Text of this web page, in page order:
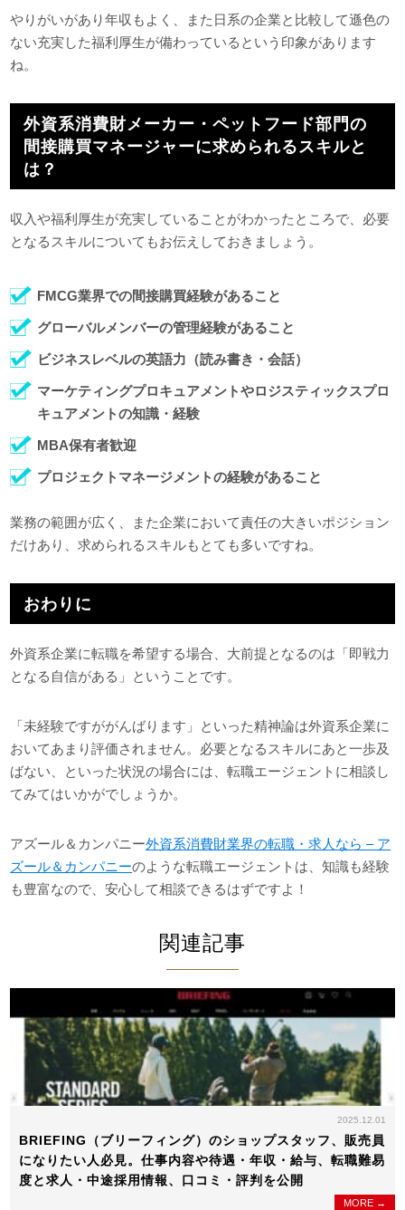
やりがいがあり年収もよく、また日系の企業と比較して遜色の
ない充実した福利厚生が備わっているという印象があります
ね。
外資系消費財メーカー・ペットフード部門の
間接購買マネージャーに求められるスキルと
は？
収入や福利厚生が充実していることがわかったところで、必要
となるスキルについてもお伝えしておきましょう。
FMCG業界での間接購買経験があること
グローバルメンバーの管理経験があること
ビジネスレベルの英語力（読み書き・会話）
マーケティングプロキュアメントやロジスティックスプロ
キュアメントの知識・経験
MBA保有者歓迎
プロジェクトマネージメントの経験があること
業務の範囲が広く、また企業において責任の大きいポジション
だけあり、求められるスキルもとても多いですね。
おわりに
外資系企業に転職を希望する場合、大前提となるのは「即戦力
となる自信がある」ということです。
「未経験ですががんばります」といった精神論は外資系企業に
おいてあまり評価されません。必要となるスキルにあと一歩及
ばない、といった状況の場合には、転職エージェントに相談し
てみてはいかがでしょうか。
アズール＆カンパニー外資系消費財業界の転職・求人なら – ア
ズール＆カンパニーのような転職エージェントは、知識も経験
も豊富なので、安心して相談できるはずですよ！
関連記事
2025.12.01
BRIEFING（ブリーフィング）のショップスタッフ、販売員
になりたい人必見。仕事内容や待遇・年収・給与、転職難易
度と求人・中途採用情報、口コミ・評判を公開
MORE →